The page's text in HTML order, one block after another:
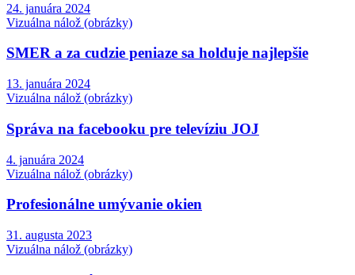
24. januára 2024
Vizuálna nálož (obrázky)
SMER a za cudzie peniaze sa holduje najlepšie
13. januára 2024
Vizuálna nálož (obrázky)
Správa na facebooku pre televíziu JOJ
4. januára 2024
Vizuálna nálož (obrázky)
Profesionálne umývanie okien
31. augusta 2023
Vizuálna nálož (obrázky)